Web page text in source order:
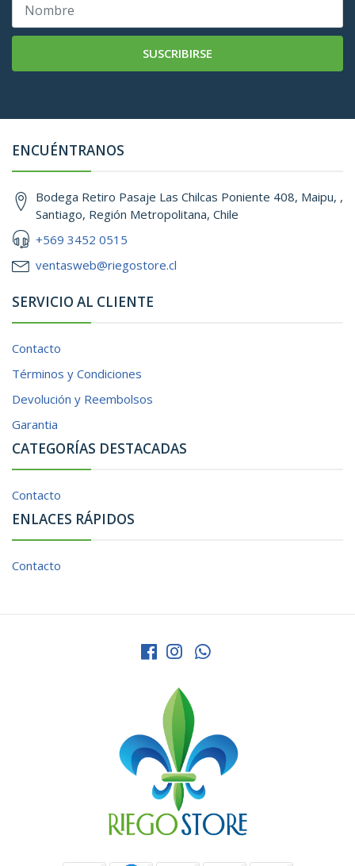
SUSCRIBIRSE
ENCUÉNTRANOS
Bodega Retiro Pasaje Las Chilcas Poniente 408, Maipu, ,
Santiago, Región Metropolitana, Chile
+569 3452 0515
ventasweb@riegostore.cl
SERVICIO AL CLIENTE
Contacto
Términos y Condiciones
Devolución y Reembolsos
Garantia
CATEGORÍAS DESTACADAS
Contacto
ENLACES RÁPIDOS
Contacto